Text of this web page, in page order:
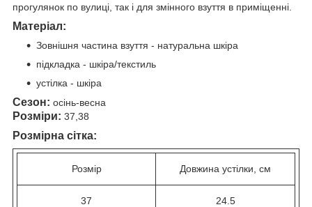
прогулянок по вулиці, так і для змінного взуття в приміщенні.
Матеріал:
Зовнішня частина взуття - натуральна шкіра
підкладка - шкіра/текстиль
устілка - шкіра
Сезон: осінь-весна
Розміри: 37,38
Розмірна сітка:
Розмір Довжина устілки, см
37 24.5